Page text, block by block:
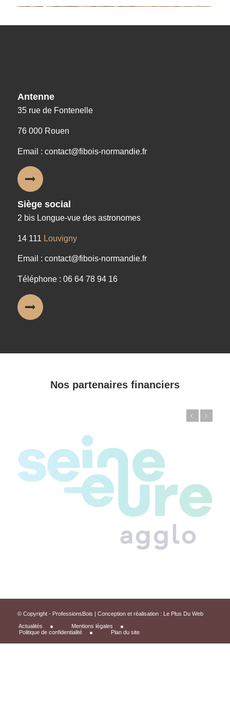
Antenne
35 rue de Fontenelle
76 000 Rouen
Email : contact@fibois-normandie.fr
Siège social
2 bis Longue-vue des astronomes
14 111 Louvigny
Email : contact@fibois-normandie.fr
Téléphone : 06 64 78 94 16
Nos partenaires financiers
© Copyright - ProfessionsBois | Conception et réalisation : Le Plus Du Web
Actualités
Mentions légales
Politique de confidentialité
Plan du site